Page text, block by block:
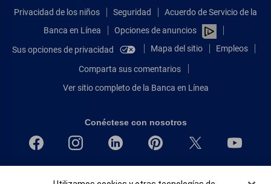
Privacidad de los niños
Seguridad
Acuerdo de Servicio de la
Banca en Línea
Opciones de anuncios
Sus opciones de privacidad
Mapa del sitio Empleos
Comparta sus comentarios
Ver sitio completo de la Banca en Línea
Conéctese con nosotros